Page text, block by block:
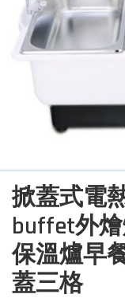
掀蓋式電
buffet外
保溫爐早
蓋三格